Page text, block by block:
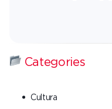
Categories
Cultura